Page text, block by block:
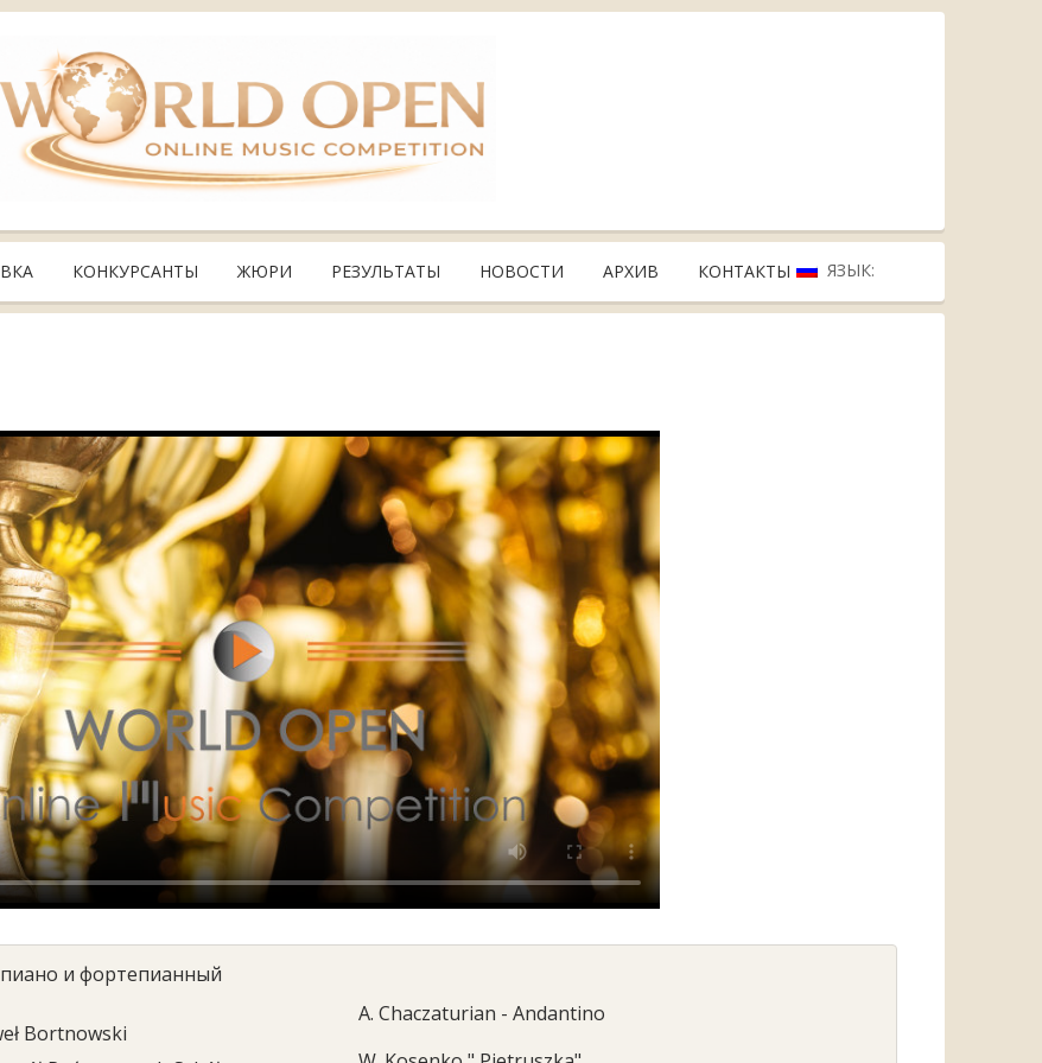
КОНКУРСАНТЫ ЖЮРИ РЕЗУЛЬТАТЫ НОВОСТИ АРХИВ КОНТАКТЫ ЯЗЫК:
и фортепианный
Bortnowski
A. Chaczaturian - Andantino